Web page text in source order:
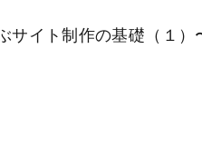
サイト制作の基礎（１）